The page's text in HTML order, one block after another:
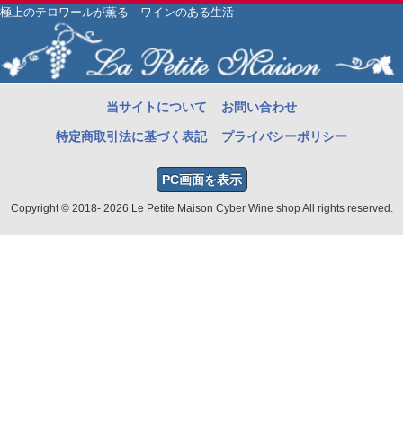
極上のテロワールが薫る ワインのある生活
当サイトについて お問い合わせ
特定商取引法に基づく表記 プライバシーポリシー
PC画面を表示
Copyright © 2018- 2026 Le Petite Maison Cyber Wine shop All rights reserved.